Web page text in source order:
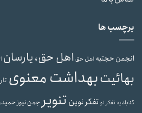
برچسب ها
انجمن حجتیه اهل حق اهل حق، یارسان
بهائیتبهداشت معنوی
گنابادیه تفکر نوتفکر نوین تنویرجمن نیوز